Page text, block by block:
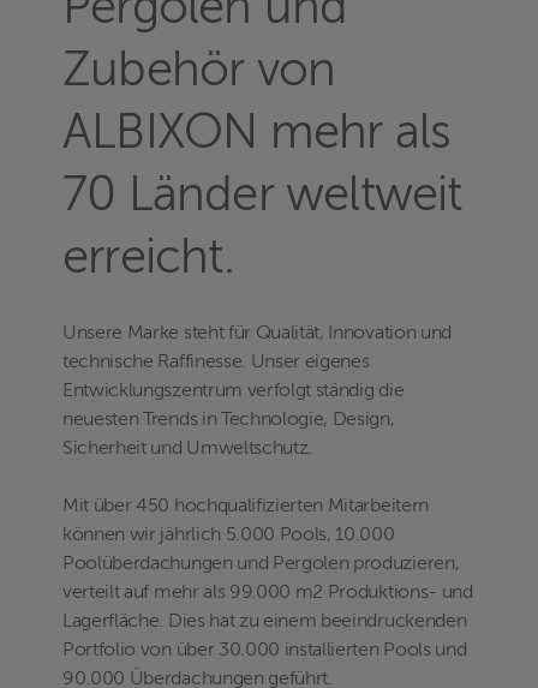
Pergolen und
Zubehör von
ALBIXON mehr als
70 Länder weltweit
erreicht.
Unsere Marke steht für Qualität, Innovation und
technische Raffinesse. Unser eigenes
Entwicklungszentrum verfolgt ständig die
neuesten Trends in Technologie, Design,
Sicherheit und Umweltschutz.
Mit über 450 hochqualifizierten Mitarbeitern
können wir jährlich 5.000 Pools, 10.000
Poolüberdachungen und Pergolen produzieren,
verteilt auf mehr als 99.000 m2 Produktions- und
Lagerfläche. Dies hat zu einem beeindruckenden
Portfolio von über 30.000 installierten Pools und
90.000 Überdachungen geführt.